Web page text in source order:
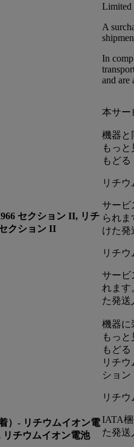
Limited
A
In
and are
本サー
セクション II, リチ
クション II
機器と
もっと
もどる
リチ
サービ
られ
けた発
リチ
サービ
れます
た発送
）- リチウムイオン電
チウムイオン電池
機器に
もっと
もどる
リチ
ション
リチ
IATA
た発送